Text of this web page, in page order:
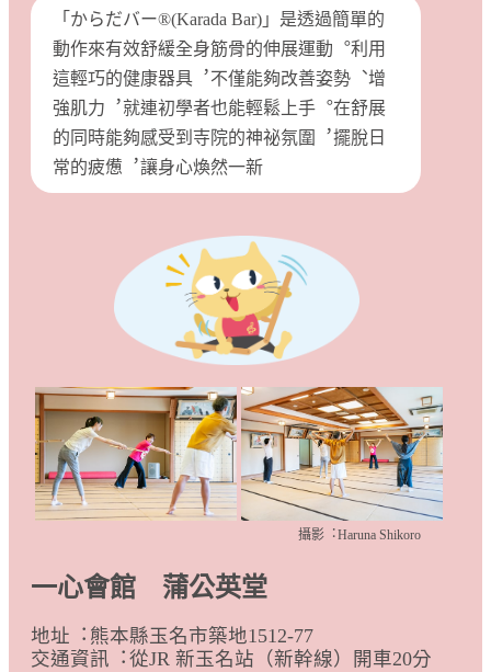
「からだバー®(Karada Bar)」是透過簡單的
動作來有效舒緩全身筋骨的伸展運動︒利用
這輕巧的健康器具︐不僅能夠改善姿勢︑增
強肌力︐就連初學者也能輕鬆上手︒在舒展
的同時能夠感受到寺院的神祕氛圍︐擺脫日
常的疲憊︐讓身心煥然一新
攝影︓Haruna Shikoro
一心會館 蒲公英堂
地址︓熊本縣玉名市築地1512-77
交通資訊︓從JR 新玉名站（新幹線）開車20分